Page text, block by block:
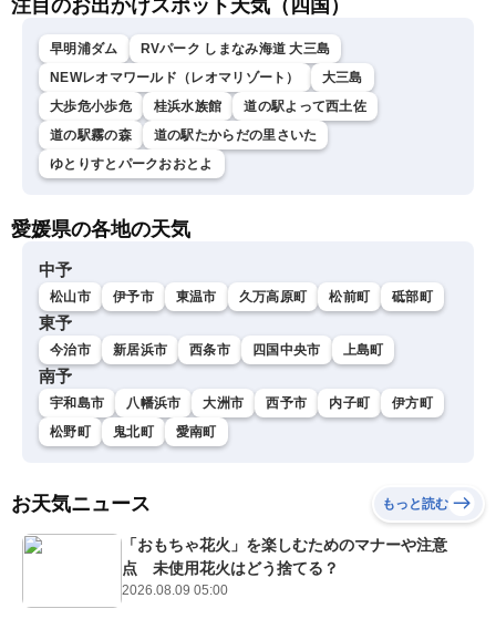
注目のお出かけスポット天気（四国）
早明浦ダム
RVパーク しまなみ海道 大三島
NEWレオマワールド（レオマリゾート）
大三島
大歩危小歩危
桂浜水族館
道の駅よって西土佐
道の駅霧の森
道の駅たからだの里さいた
ゆとりすとパークおおとよ
愛媛県の各地の天気
中予
松山市 伊予市 東温市 久万高原町 松前町 砥部町
東予
今治市 新居浜市 西条市 四国中央市 上島町
南予
宇和島市 八幡浜市 大洲市 西予市 内子町
伊方町
松野町
鬼北町 愛南町
お天気ニュース もっと読む
「おもちゃ花火」を楽しむためのマナーや注意
点 未使用花火はどう捨てる？
2026.08.09 05:00